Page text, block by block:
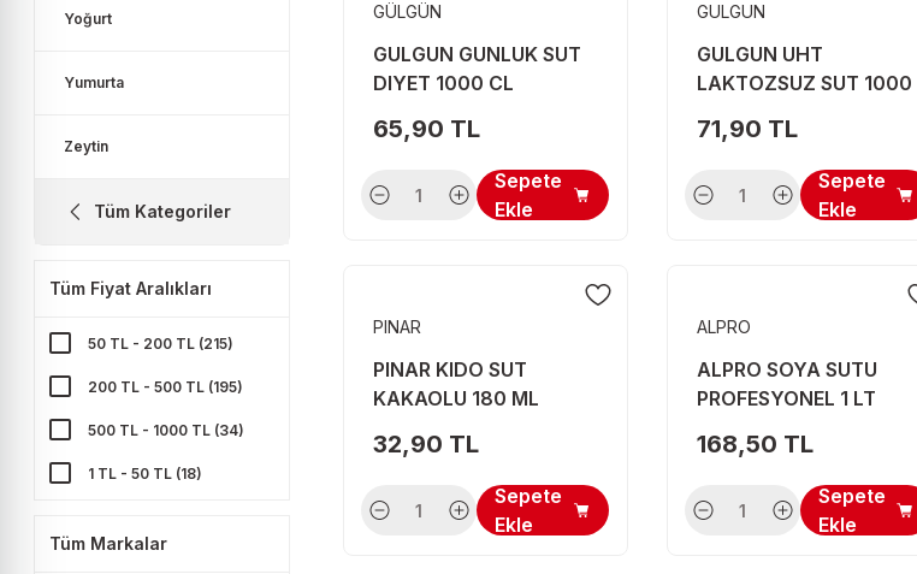
Yoğurt
Yumurta
Zeytin
Tüm Kategoriler
Tüm Fiyat Aralıkları
50 TL - 200 TL (215)
200 TL - 500 TL (195)
500 TL - 1000 TL (34)
1 TL - 50 TL (18)
Tüm Markalar
GÜLGÜN
GULGUN GUNLUK SUT
DIYET 1000 CL
65,90 TL
Sepete
Ekle
GULGUN
GULGUN UHT
LAKTOZSUZ SUT 1000
71,90 TL
Sepete
Ekle
PINAR
PINAR KIDO SUT
KAKAOLU 180 ML
32,90 TL
Sepete
Ekle
ALPRO
ALPRO SOYA SUTU
PROFESYONEL 1 LT
168,50 TL
Sepete
Ekle